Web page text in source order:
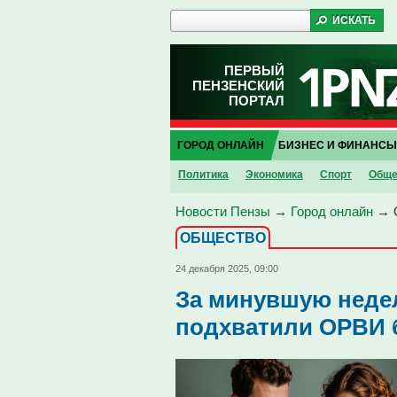
ПЕРВЫЙ
ПЕНЗЕНСКИЙ
ПОРТАЛ
ГОРОД ОНЛАЙН
Политика Экономика Спорт
БИЗНЕС И ФИНАНСЫ
Новости Пензы → Город онлайн →
ОБЩЕСТВО
24 декабря 2025, 09:00
За минувшую
подхватили ОРВИ